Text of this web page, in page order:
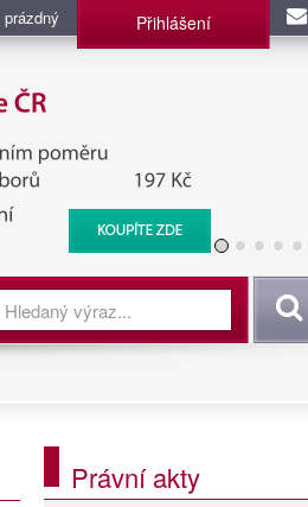
Přihlášení
BIS, Zpravodajské
Vyhledat
Právní akty